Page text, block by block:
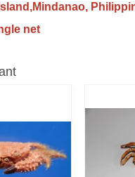
net